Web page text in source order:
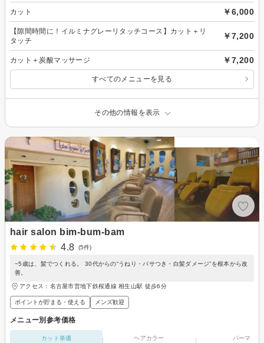
カット ￥6,000
【隙間時間に！イルミナグレーリタッチコース】カット＋リ
タッチ
￥7,200
カット＋炭酸マッサージ ￥7,200
すべてのメニューを見る
その他の情報を表示
hair salon bim-bum-bam
4.8
(5件)
−5歳は、髪でつくれる。 30代からの“うねり・パサつき・白髪ダメージ”を根本から改
善。
アクセス：名古屋市営地下鉄桜通線 相生山駅 徒歩6分
ポイントが貯まる・使える メンズ歓迎
メニュー別参考価格
カット単価 ヘアカラー パーマ